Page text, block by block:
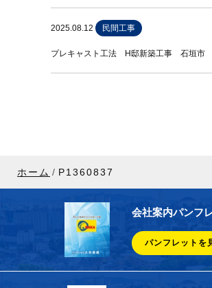
2025.08.12 民間工事
プレキャスト工法 H邸新築工事 石垣市
ホーム P1360837
会社案内パンフ
パンフレットを